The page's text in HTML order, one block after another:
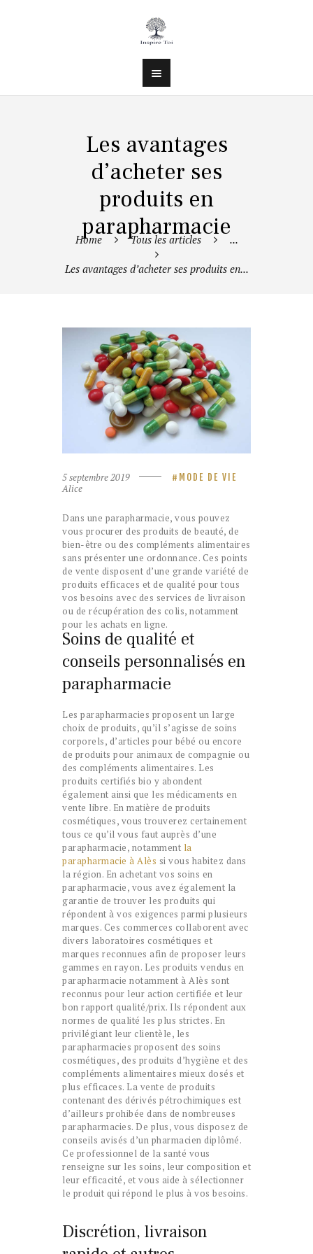
Les avantages
d’acheter ses
produits en
parapharmacie
Home Tous les articles ...
Les avantages d’acheter ses produits en...
5 septembre 2019 MODE DE VIE
Alice
Dans une parapharmacie, vous pouvez
vous procurer des produits de beauté, de
bien-être ou des compléments alimentaires
sans présenter une ordonnance. Ces points
de vente disposent d’une grande variété de
produits efficaces et de qualité pour tous
vos besoins avec des services de livraison
ou de récupération des colis, notamment
pour les achats en ligne.
Soins de qualité et
conseils personnalisés en
parapharmacie
Les parapharmacies proposent un large
choix de produits, qu’il s’agisse de soins
corporels, d’articles pour bébé ou encore
de produits pour animaux de compagnie ou
des compléments alimentaires. Les
produits certifiés bio y abondent
également ainsi que les médicaments en
vente libre. En matière de produits
cosmétiques, vous trouverez certainement
tous ce qu’il vous faut auprès d’une
parapharmacie, notamment la
parapharmacie à Alès si vous habitez dans
la région. En achetant vos soins en
parapharmacie, vous avez également la
garantie de trouver les produits qui
répondent à vos exigences parmi plusieurs
marques. Ces commerces collaborent avec
divers laboratoires cosmétiques et
marques reconnues afin de proposer leurs
gammes en rayon. Les produits vendus en
parapharmacie notamment à Alès sont
reconnus pour leur action certifiée et leur
bon rapport qualité/prix. Ils répondent aux
normes de qualité les plus strictes. En
privilégiant leur clientèle, les
parapharmacies proposent des soins
cosmétiques, des produits d’hygiène et des
compléments alimentaires mieux dosés et
plus efficaces. La vente de produits
contenant des dérivés pétrochimiques est
d’ailleurs prohibée dans de nombreuses
parapharmacies. De plus, vous disposez de
conseils avisés d’un pharmacien diplômé.
Ce professionnel de la santé vous
renseigne sur les soins, leur composition et
leur efficacité, et vous aide à sélectionner
le produit qui répond le plus à vos besoins.
Discrétion, livraison